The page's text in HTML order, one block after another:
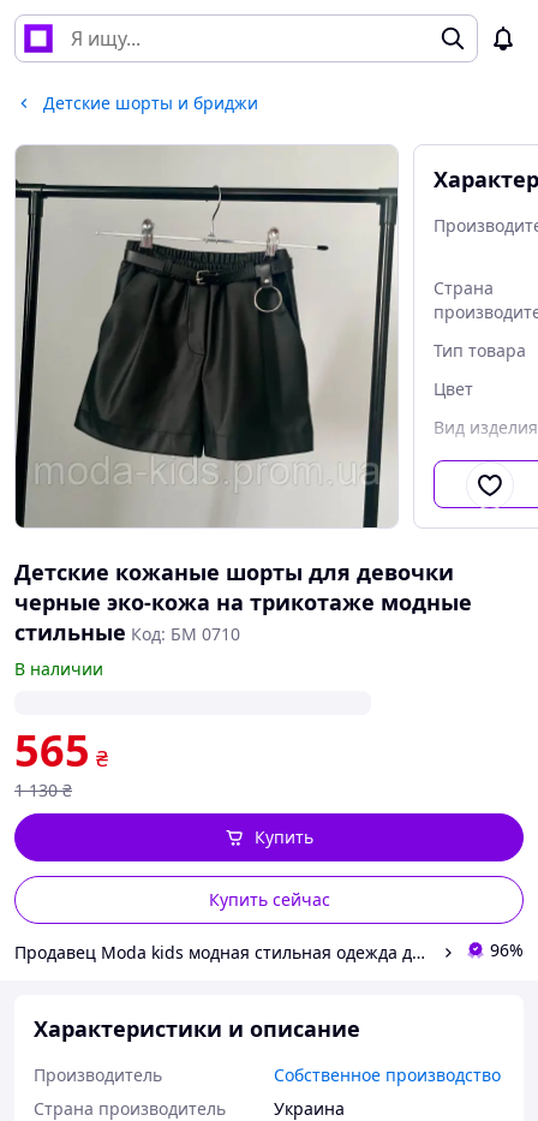
Детские шорты и бриджи
Страна
Тип товара
Цвет
Вид изделия
Детские кожаные шорты для девочки
черные эко-кожа на трикотаже модные
стильные Код: БМ 0710
В наличии
565 ₴
1 130 ₴
Купить сейчас
Купить
Продавец Moda kids модная стильная одежда для детей и подростков 96%
Характеристики и описание
Производитель
Собственное производство
Страна производитель
Украина